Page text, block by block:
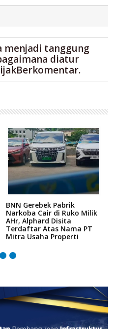
menjadi tanggung
diatur
BNN Gerebek Pabrik
Narkoba Cair di Ruko Milik
AHr, Alphard Disita
Terdaftar Atas Nama PT
Mitra Usaha Properti